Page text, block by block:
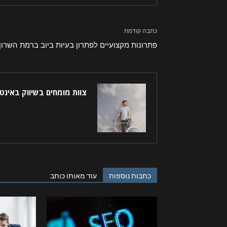
כתבה קודמת
פתרונות מקצועיים לפתרון בעיות ביוב ברמת
צוות מומחים בשיווק
כתבות נוספות עוד מאותו כותב